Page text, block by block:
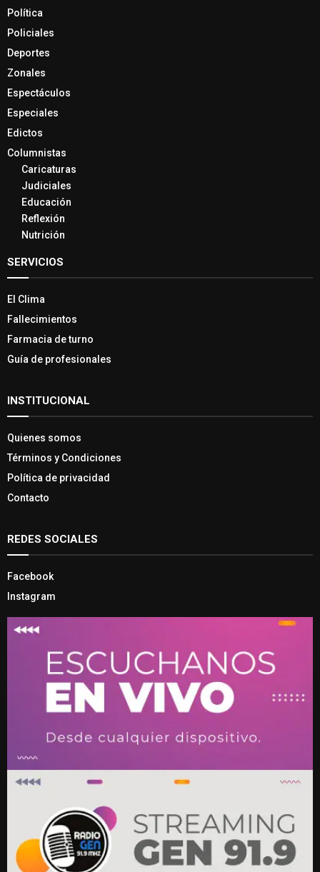
Política
Policiales
Deportes
Zonales
Espectáculos
Especiales
Edictos
Columnistas
Caricaturas
Judiciales
Educación
Reflexión
Nutrición
SERVICIOS
El Clima
Fallecimientos
Farmacia de turno
Guía de profesionales
INSTITUCIONAL
Quienes somos
Términos y Condiciones
Política de privacidad
Contacto
REDES SOCIALES
Facebook
Instagram